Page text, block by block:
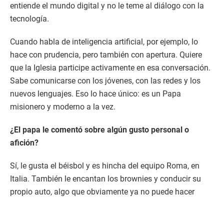
entiende el mundo digital y no le teme al diálogo con la
tecnología.
Cuando habla de inteligencia artificial, por ejemplo, lo
hace con prudencia, pero también con apertura. Quiere
que la Iglesia participe activamente en esa conversación.
Sabe comunicarse con los jóvenes, con las redes y los
nuevos lenguajes. Eso lo hace único: es un Papa
misionero y moderno a la vez.
¿El papa le comentó sobre algún gusto personal o
afición?
Sí, le gusta el béisbol y es hincha del equipo Roma, en
Italia. También le encantan los brownies y conducir su
propio auto, algo que obviamente ya no puede hacer